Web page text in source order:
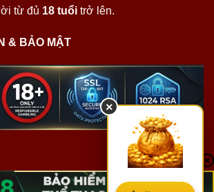
từ đủ 18 tuổi trở lên.
& BẢO MẬT
×